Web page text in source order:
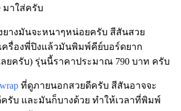
มาใส่ครับ
ยางมันจะหนาๆหน่อยครับ สีสันสวย
ครื่องพี่ปิงแล้วมันพิมพ์คีย์บอร์ดยาก
ยครับ) รุ่นนี้ราคาประมาณ 790 บาท ครับ
ที่ดูภายนอกสวยดีครับ สีสันอาจจะ
ครับ และมันก็บางด้วย ทำให้เวลาที่พิมพ์